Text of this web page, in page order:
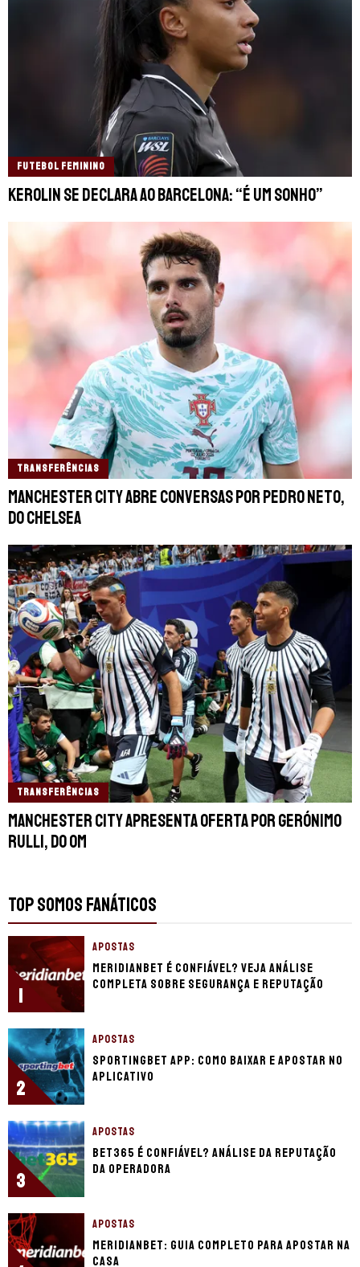
FUTEBOL FEMININO
Kerolin se declara ao Barcelona: “É um sonho”
TRANSFERÊNCIAS
Manchester City abre conversas por Pedro Neto,
do Chelsea
TRANSFERÊNCIAS
Manchester City apresenta oferta por Gerónimo
Rulli, do OM
TOP SOMOS FANÁTICOS
1
APOSTAS
Meridianbet é confiável? Veja análise
completa sobre segurança e reputação
2
APOSTAS
Sportingbet app: Como baixar e apostar no
aplicativo
3
APOSTAS
bet365 é confiável? Análise da reputação
da operadora
APOSTAS
Meridianbet: guia completo para apostar na
casa